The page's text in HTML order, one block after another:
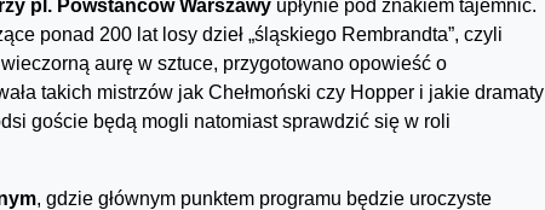
pl. Powstańców Warszawy upłynie pod znakiem tajemnic.
ponad 200 lat losy dzieł „śląskiego Rembrandta”, czyli
aurę w sztuce, przygotowano opowieść o
takich mistrzów jak Chełmoński czy Hopper i jakie dramaty
goście będą mogli natomiast sprawdzić się w roli
, gdzie głównym punktem programu będzie uroczyste